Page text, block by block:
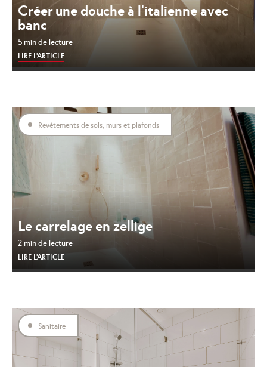
Créer une douche à l'italienne avec
banc
5 min de lecture
LIRE L'ARTICLE
Revêtements de sols, murs et plafonds
Le carrelage en zellige
2 min de lecture
LIRE L'ARTICLE
Sanitaire